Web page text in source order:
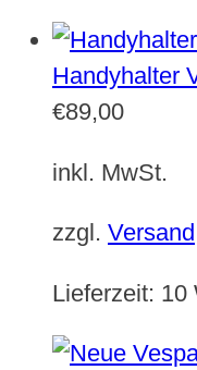
Handyhalter
€89,00
inkl. MwSt.
zzgl. Versand
Lieferzeit: 10